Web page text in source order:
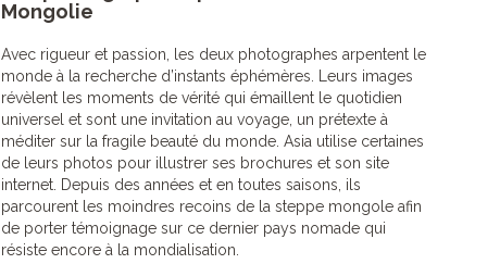
Mongolie
Avec rigueur et passion, les deux photographes arpentent le
monde à la recherche d’instants éphémères. Leurs images
révèlent les moments de vérité qui émaillent le quotidien
universel et sont une invitation au voyage, un prétexte à
méditer sur la fragile beauté du monde. Asia utilise certaines
de leurs photos pour illustrer ses brochures et son site
internet. Depuis des années et en toutes saisons, ils
parcourent les moindres recoins de la steppe mongole afin
de porter témoignage sur ce dernier pays nomade qui
résiste encore à la mondialisation.